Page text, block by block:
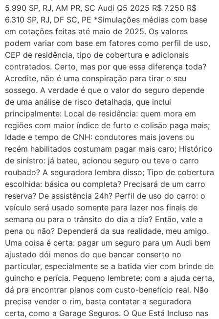
5.990 SP, RJ, AM PR, SC Audi Q5 2025 R$ 7.250 R$
6.310 SP, RJ, DF SC, PE *Simulações médias com base
em cotações feitas até maio de 2025. Os valores
podem variar com base em fatores como perfil de uso,
CEP de residência, tipo de cobertura e adicionais
contratados. Certo, mas por que essa diferença toda?
Acredite, não é uma conspiração para tirar o seu
sossego. A verdade é que o valor do seguro depende
de uma análise de risco detalhada, que inclui
principalmente: Local de residência: quem mora em
regiões com maior índice de furto e colisão paga mais;
Idade e tempo de CNH: condutores mais jovens ou
recém habilitados costumam pagar mais caro; Histórico
de sinistro: já bateu, acionou seguro ou teve o carro
roubado? A seguradora lembra disso; Tipo de cobertura
escolhida: básica ou completa? Precisará de um carro
reserva? De assistência 24h? Perfil de uso do carro: o
veículo será usado somente para lazer nos finais de
semana ou para o trânsito do dia a dia? Então, vale a
pena ou não? Dependerá da sua realidade, meu amigo.
Uma coisa é certa: pagar um seguro para um Audi bem
ajustado dói menos do que bancar conserto no
particular, especialmente se a batida vier com brinde de
guincho e perícia. Pequeno lembrete: com a ajuda certa,
dá pra encontrar planos com custo-benefício real. Não
precisa vender o rim, basta contatar a seguradora
certa, como a Garage Seguros. O Que Está Incluso nas